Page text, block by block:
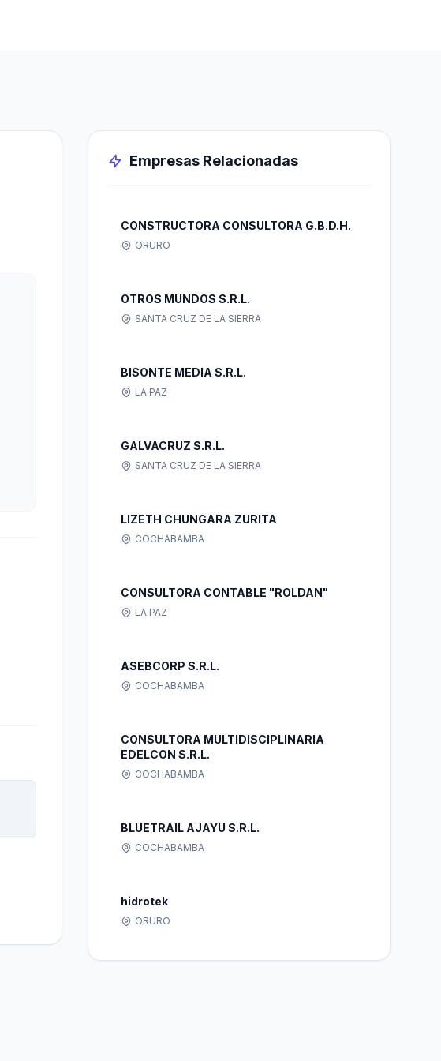
Empresas Relacionadas
CONSTRUCTORA CONSULTORA G.B.D.H.
ORURO
OTROS MUNDOS S.R.L.
SANTA CRUZ DE LA SIERRA
BISONTE MEDIA S.R.L.
LA PAZ
GALVACRUZ S.R.L.
SANTA CRUZ DE LA SIERRA
LIZETH CHUNGARA ZURITA
COCHABAMBA
CONSULTORA CONTABLE "ROLDAN"
LA PAZ
ASEBCORP S.R.L.
COCHABAMBA
CONSULTORA MULTIDISCIPLINARIA
EDELCON S.R.L.
COCHABAMBA
BLUETRAIL AJAYU S.R.L.
COCHABAMBA
hidrotek
ORURO